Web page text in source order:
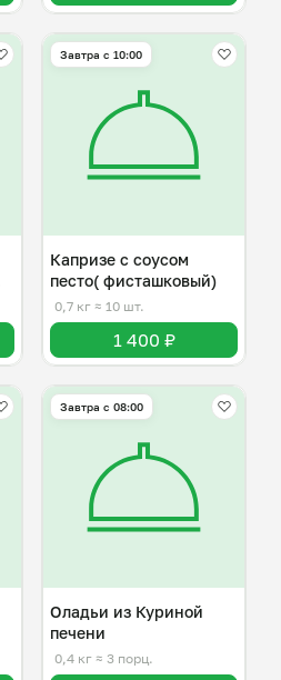
Завтра c 10:00
Капризе с соусом
песто( фисташковый)
0,7 кг ≈ 10 шт.
1 400 ₽
Завтра c 08:00
Оладьи из Куриной
печени
0,4 кг ≈ 3 порц.